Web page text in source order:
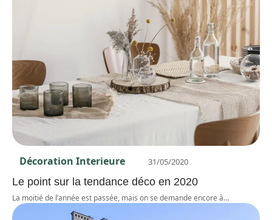
Décoration Interieure 31/05/2020
Le point sur la tendance déco en 2020
La moitié de l’année est passée, mais on se demande encore à…